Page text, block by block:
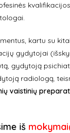
kartu su
gydytojai
gydytoją
radiologą,
vaistinių
iš